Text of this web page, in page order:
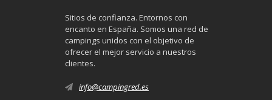
Sitios de confianza. Entornos con
encanto en España. Somos una red de
campings unidos con el objetivo de
ofrecer el mejor servicio a nuestros
clientes.
info@campingred.es